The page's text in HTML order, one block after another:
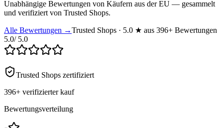
Unabhängige Bewertungen von Käufern aus der EU — gesammelt
und verifiziert von Trusted Shops.
Alle Bewertungen →Trusted Shops · 5.0 ★ aus 396+ Bewertungen
5.0/ 5.0
Trusted Shops zertifiziert
396+ verifizierter kauf
Bewertungsverteilung